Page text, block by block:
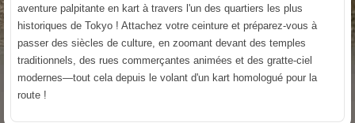
aventure palpitante en kart à travers l'un des quartiers les plus
historiques de Tokyo ! Attachez votre ceinture et préparez-vous à
passer des siècles de culture, en zoomant devant des temples
traditionnels, des rues commerçantes animées et des gratte-ciel
modernes—tout cela depuis le volant d'un kart homologué pour la
route !